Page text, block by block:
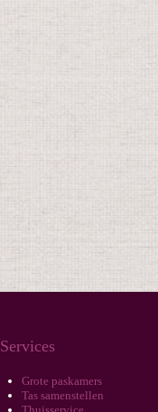
Services
Grote paskamers
Tas samenstellen